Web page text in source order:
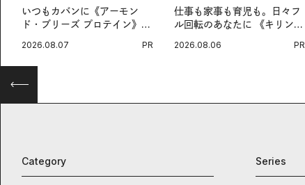
いつもカバンに《アーモン
ド・ブリーズ プロテイン》
ィショニング習慣。
2026.08.07 PR
仕事も家事も育児も。日々フ
ル回転のあなたに 《キリン
慣。
2026.08.06 PR
Category Series